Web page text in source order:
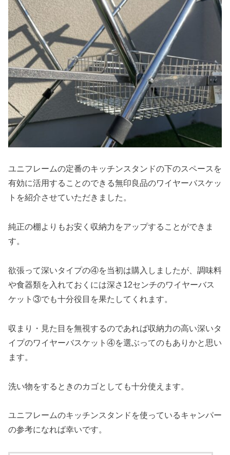
ユニフレームの定番のキッチンスタンドの下のスペースを
有効に活用することのできる無印良品のワイヤーバスケッ
トを紹介させていただきました。
純正の棚よりもお安く収納力をアップすることができま
す。
欲張って深いタイプの④を当初は購入しましたが、調味料
や食器類を入れておくには深さ12センチのワイヤーバス
ケット③でも十分役目を果たしてくれます。
収まり・見た目を無視するのであれば収納力の高い深いタ
イプのワイヤーバスケット④を選ぶってのもありかと思い
ます。
洗い物をするときのカゴとしても十分使えます。
ユニフレームのキッチンスタンドを使っているキャンパー
の参考になれば幸いです。